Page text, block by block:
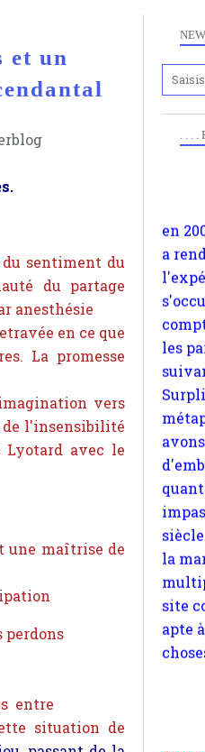
et un
sentiment du
du partage
anesthésie
en ce que
La promesse
vers
l'insensibilité
avec le
une maîtrise de
perdons
entre
situation de
. . .
a
les
la
site
apte
choses.